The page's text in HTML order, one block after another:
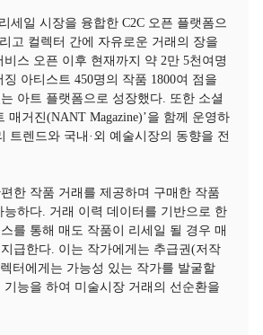
세일 시장을 융합한 C2C 오픈 플랫폼으
고 컬렉터 간에 자유로운 거래의 장을
비스 오픈 이후 현재까지 약 2만 5천여명
아티스트 450명의 작품 1800여 점을
아트 플랫폼으로 성장했다. 또한 소셜
매거진(NANT Magazine)’을 함께 운영하
트렌드와 국내·외 예술시장의 동향을 전
한 작품 거래를 제공하며 구매한 작품
능하다. 거래 이력 데이터를 기반으로 한
를 통해 매도 작품이 리세일 될 경우 매
급한다. 이는 작가에게는 추급권(저작
터에게는 가능성 있는 작가를 발굴할
기능을 하여 미술시장 거래의 선순환을